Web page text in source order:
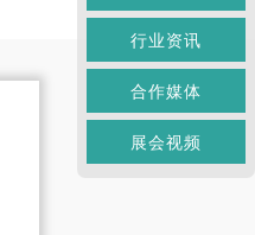
行业资讯
合作媒体
展会视频